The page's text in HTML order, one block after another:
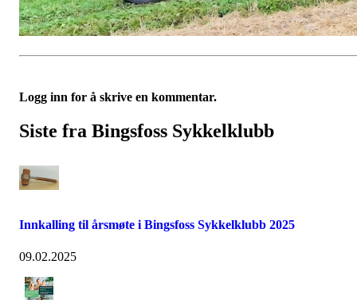
Logg inn for å skrive en kommentar.
Siste fra Bingsfoss Sykkelklubb
Innkalling til årsmøte i Bingsfoss Sykkelklubb 2025
09.02.2025